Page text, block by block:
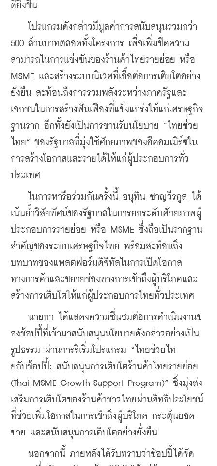
ดียิ่งขึ้น
โปรแกรมดังกล่าวมีมูลค่าการสนับสนุนรวมกว่า
500 ล้านบาทตลอดทั้งโครงการ เพื่อเพิ่มขีดความ
สามารถในการแข่งขันของร้านค้าไทยรายย่อย หรือ
MSME และสร้างระบบนิเวศที่เอื้อต่อการเติบโตอย่าง
ยั่งยืน สะท้อนถึงการรวมพลังระหว่างภาครัฐและ
เอกชนในการสร้างฟันเฟืองที่แข็งแกร่งให้แก่เศรษฐกิจ
ฐานราก อีกทั้งยังเป็นการขานรับนโยบาย “ไทยช่วย
ไทย” ของรัฐบาลที่มุ่งใช้ศักยภาพของอีคอมเมิร์ซใน
การสร้างโอกาสและรายได้ให้แก่ผู้ประกอบการทั่ว
ประเทศ
ในการหารือร่วมกันครั้งนี้ อนุทิน ชาญวีรกูล ได้
เน้นย้ำวิสัยทัศน์ของรัฐบาลในการยกระดับศักยภาพผู้
ประกอบการรายย่อย หรือ MSME ซึ่งถือเป็นรากฐาน
สำคัญของระบบเศรษฐกิจไทย พร้อมสะท้อนถึง
บทบาทของแพลตฟอร์มดิจิทัลในการเปิดโอกาส
ทางการค้าและขยายช่องทางการเข้าถึงผู้บริโภคและ
สร้างการเติบโตให้แก่ผู้ประกอบการไทยทั่วประเทศ
นายกฯ ได้แสดงความชื่นชมต่อการดำเนินงานข
องช้อปปี้ที่เข้ามาสนับสนุนนโยบายดังกล่าวอย่างเป็น
รูปธรรม ผ่านการริเริ่มโปรแกรม “ไทยช่วยไท
ยกับช้อปปี้: สนับสนุนการเติบโตร้านค้าไทยรายย่อย
(Thai MSME Growth Support Program)” ซึ่งมุ่งส่ง
เสริมการเติบโตของร้านค้าชาวไทยผ่านสิทธิประโยชน์
ที่ช่วยเพิ่มโอกาสในการเข้าถึงผู้บริโภค กระตุ้นยอด
ขาย และสนับสนุนการเติบโตอย่างยั่งยืน
นอกจากนี้ ภายหลังได้รับทราบว่าช้อปปี้ได้จัด